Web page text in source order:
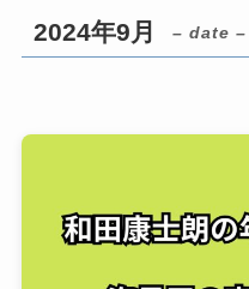
2024年9月 – date –